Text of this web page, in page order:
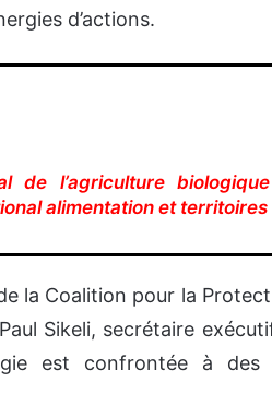
d’actions.
de l’agriculture biologique
alimentation et territoires
la Coalition pour la
Sikeli, secrétaire
est confrontée à des